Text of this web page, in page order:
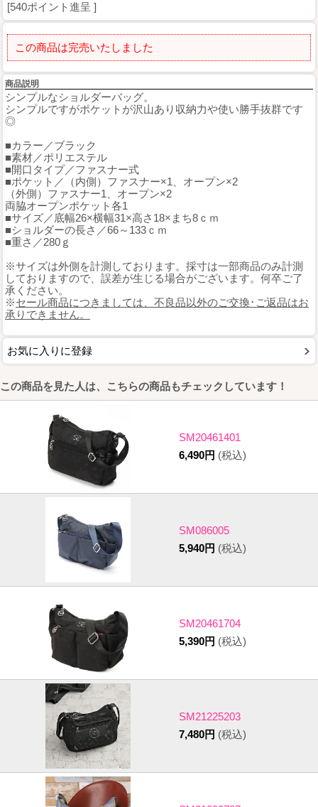
[540ポイント進呈 ]
この商品は完売いたしました
商品説明
シンプルなショルダーバッグ。
シンプルですがポケットが沢山あり収納力や使い勝手抜群です
◎
■カラー／ブラック
■素材／ポリエステル
■開口タイプ／ファスナー式
■ポケット／（内側）ファスナー×1、オープン×2
（外側）ファスナー1、オープン×2
両脇オープンポケット各1
■サイズ／底幅26×横幅31×高さ18×まち8ｃｍ
■ショルダーの長さ／66～133ｃｍ
■重さ／280ｇ
※サイズは外側を計測しております。採寸は一部商品のみ計測
しておりますので、誤差が生じる場合がございます。何卒ご了
承ください。
※セール商品につきましては、不良品以外のご交換･ご返品はお
承りできません。
お気に入りに登録
この商品を見た人は、こちらの商品もチェックしています！
SM20461401
6,490円 (税込)
SM086005
5,940円 (税込)
SM20461704
5,390円 (税込)
SM21225203
7,480円 (税込)